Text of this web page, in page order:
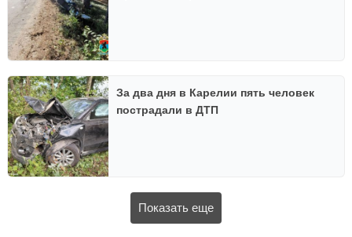
За два дня в Карелии пять человек
пострадали в ДТП
Показать еще